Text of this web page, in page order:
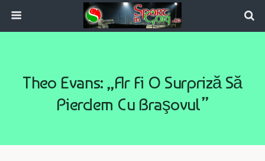
Theo Evans: „Ar Fi O Surpriză Să
Pierdem Cu Braşovul”